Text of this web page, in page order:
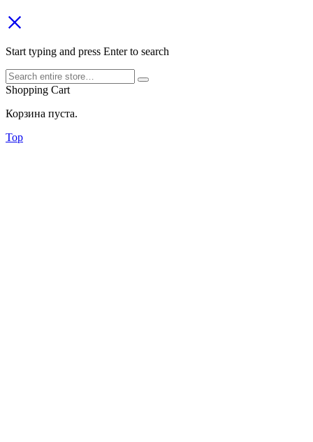
Start typing and press Enter to search
Shopping Cart
Корзина пуста.
Top